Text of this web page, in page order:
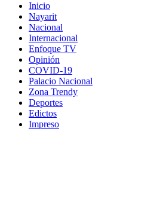
Inicio
Nayarit
Nacional
Internacional
Enfoque TV
Opinión
COVID-19
Palacio Nacional
Zona Trendy
Deportes
Edictos
Impreso